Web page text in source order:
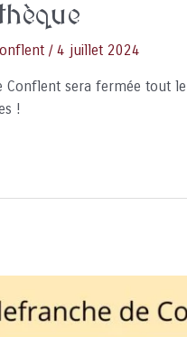
/ 4 juillet 2024
Conflent sera fermée tout
!